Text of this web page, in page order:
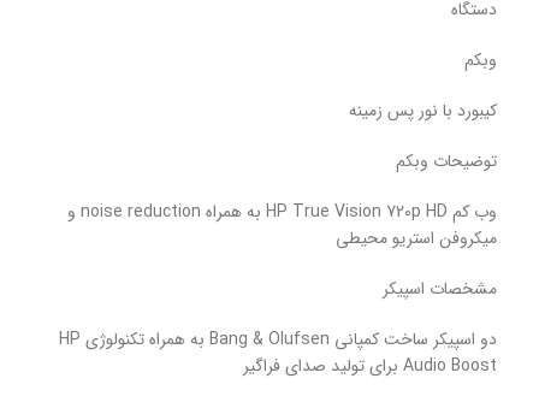
دستگاه
وبکم
کیبورد با نور پس زمینه
توضیحات وبکم
وب کم HP True Vision 720p HD به همراه noise reduction و
میکروفن استریو محیطی
مشخصات اسپیکر
دو اسپیکر ساخت کمپانی Bang & Olufsen به همراه تکنولوژی HP
Audio Boost برای تولید صدای فراگیر